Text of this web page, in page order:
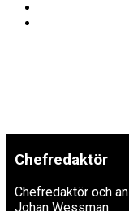
Chefredaktör
Chefredaktör och
Johan Wessman